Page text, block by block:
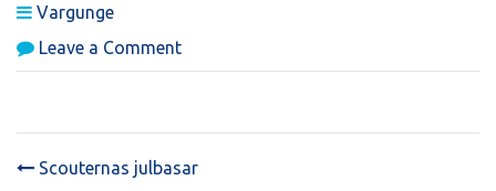
Vargunge
Leave a Commenton
Vargunge-
POST
Scouternas julbasar